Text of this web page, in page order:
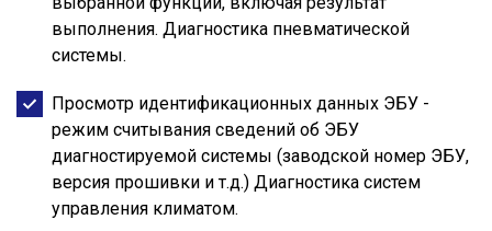
выполнения. Диагностика пневматической
системы.
Просмотр идентификационных данных ЭБУ -
режим считывания сведений об ЭБУ
диагностируемой системы (заводской номер ЭБУ,
версия прошивки и т.д.) Диагностика систем
управления климатом.